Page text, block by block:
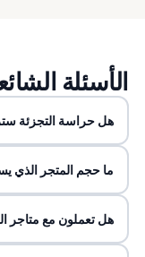
الأسئلة
هل حراسة التجزئة
ما حجم المتجر
هل تعملون مع متاجر